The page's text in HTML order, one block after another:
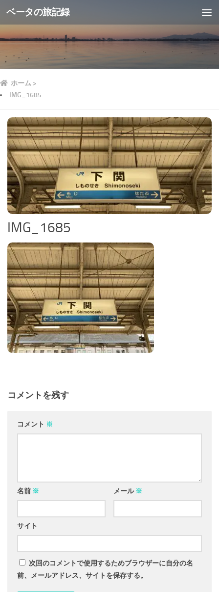
ベータの旅記録
ホーム >
IMG_1685
IMG_1685
コメントを残す
コメント ※
名前 ※ メール ※
サイト
次回のコメントで使用するためブラウザーに自分の名
前、メールアドレス、サイトを保存する。